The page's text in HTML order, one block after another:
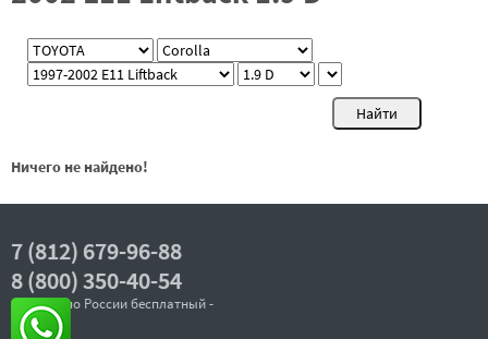
Ничего не найдено!
7 (812) 679-96-88
8 (800) 350-40-54
- звонок по России бесплатный -